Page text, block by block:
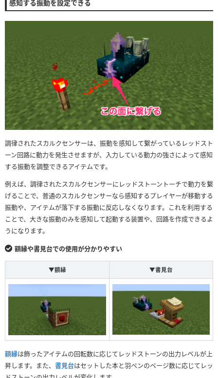
感知する振動を設定できる
調律されたスカルクセンサーは、振動を感知して繋がっているレッドスト
ーン回路に動力を発生させますが、入力している動力の強さによって感知
する振動を調整できるアイテムです。
例えば、調律されたスカルクセンサーにレッドストーントーチで動力を繋
げることで、普通のスカルクセンサーなら感知するプレイヤーが移動する
振動や、アイテムが落下する振動に反応しなくなります。これを利用する
ことで、大きな振動のみを感知して起動する装置や、回路を作成できるよ
うになります。
額縁や書見台での使用が分かりやすい
▼額縁 ▼書見台
額縁は飾ったアイテムの回転数に応じてレッドストーンの出力レベルが上
昇します。また、 書見台はセットした本と羽ペンのページ数に応じてレッ